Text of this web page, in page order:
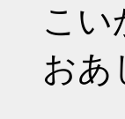
こい
おあ